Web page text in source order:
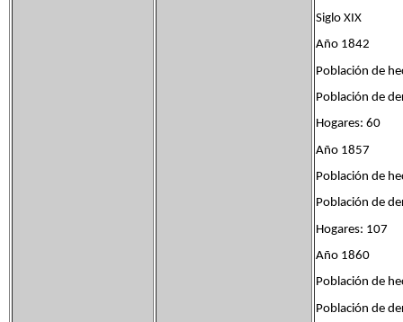
Siglo XIX
Año 1842
Población de
Población de
Hogares: 60
Año 1857
Población de
Población de
Hogares: 107
Año 1860
Población de
Población de